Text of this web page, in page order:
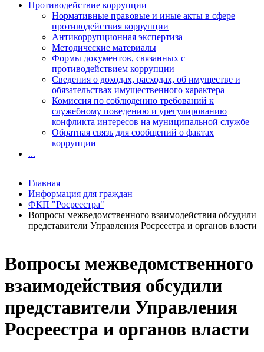
Вопросы межведомственного
взаимодействия обсудили
представители Управления
Росреестра и органов власти
Противодействие коррупции
Нормативные правовые и иные акты в сфере
противодействия коррупции
Антикоррупционная экспертиза
Методические материалы
Формы документов, связанных с
противодействием коррупции
Сведения о доходах, расходах, об имуществе и
обязательствах имущественного характера
Комиссия по соблюдению требований к
служебному поведению и урегулированию
конфликта интересов на муниципальной службе
Обратная связь для сообщений о фактах
коррупции
...
Главная
Информация для граждан
ФКП "Росреестра"
Вопросы межведомственного взаимодействия обсудили
представители Управления Росреестра и органов власти